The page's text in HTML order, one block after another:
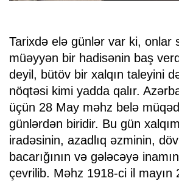
Tarixdə elə günlər var ki, onlar
müəyyən bir hadisənin baş
deyil, bütöv bir xalqın taleyini
nöqtəsi kimi yadda qalır.
üçün 28 May məhz belə
günlərdən biridir. Bu gün
iradəsinin, azadlıq əzminin,
bacarığının və gələcəyə
çevrilib. Məhz 1918-ci il mayın